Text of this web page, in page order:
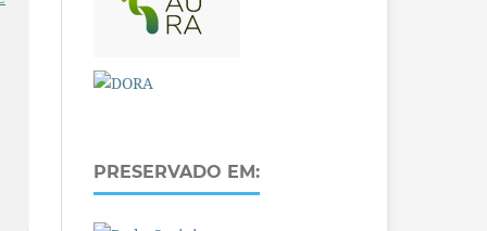
PRESERVADO EM: